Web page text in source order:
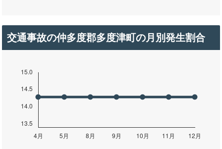
交通事故の仲多度郡多度津町の月別発生割合